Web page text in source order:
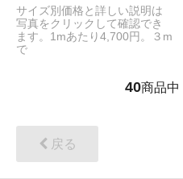
サイズ別価格と詳しい説明は
写真をクリックして確認でき
ます。1mあたり4,700円。３m
で
40商品中
戻る